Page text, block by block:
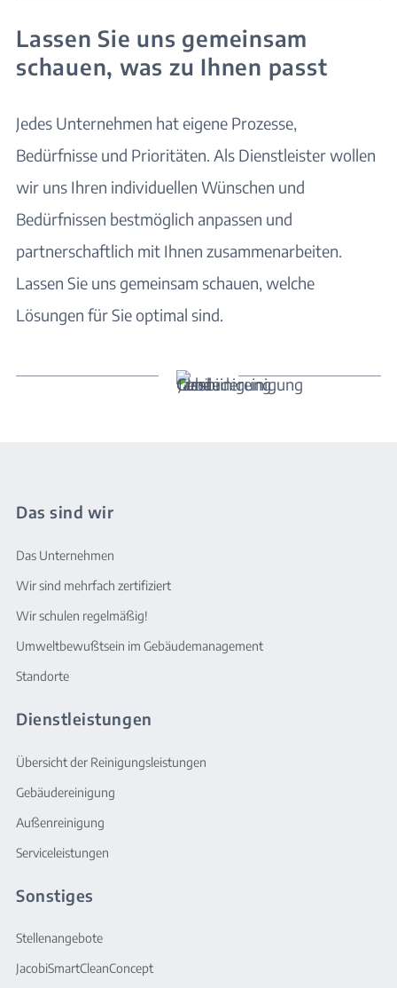
Lassen Sie uns gemeinsam
schauen, was zu Ihnen passt
Jedes Unternehmen hat eigene Prozesse,
Bedürfnisse und Prioritäten. Als Dienstleister wollen
wir uns Ihren individuellen Wünschen und
Bedürfnissen bestmöglich anpassen und
partnerschaftlich mit Ihnen zusammenarbeiten.
Lassen Sie uns gemeinsam schauen, welche
Lösungen für Sie optimal sind.
Das sind wir
Das Unternehmen
Wir sind mehrfach zertifiziert
Wir schulen regelmäßig!
Umweltbewußtsein im Gebäudemanagement
Standorte
Dienstleistungen
Übersicht der Reinigungsleistungen
Gebäudereinigung
Außenreinigung
Serviceleistungen
Sonstiges
Stellenangebote
JacobiSmartCleanConcept